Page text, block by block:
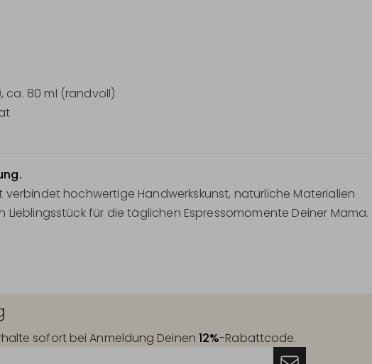
ca. 80 ml (randvoll)
verbindet hochwertige Handwerkskunst, natürliche Materialien
für die täglichen Espressomomente Deiner Mama.
sofort bei Anmeldung Deinen 12%-Rabattcode.